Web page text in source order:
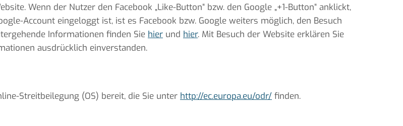
Wenn der Nutzer den Facebook „Like-Button“ bzw. den Google „+1-Button“ anklickt,
Account eingeloggt ist, ist es Facebook bzw. Google weiters möglich, den Besuch
Informationen finden Sie hier und hier. Mit Besuch der Website erklären Sie
ausdrücklich einverstanden.
Streitbeilegung (OS) bereit, die Sie unter http://ec.europa.eu/odr/ finden.